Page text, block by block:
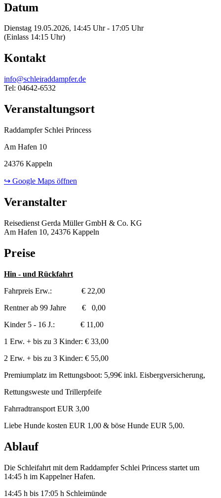
Datum
Dienstag 19.05.2026, 14:45 Uhr - 17:05 Uhr
(Einlass 14:15 Uhr)
Kontakt
info@schleiraddampfer.de
Tel: 04642-6532
Veranstaltungsort
Raddampfer Schlei Princess
Am Hafen 10
24376 Kappeln
↪ Google Maps öffnen
Veranstalter
Reisedienst Gerda Müller GmbH & Co. KG
Am Hafen 10, 24376 Kappeln
Preise
Hin - und Rückfahrt
Fahrpreis Erw.: € 22,00
Rentner ab 99 Jahre € 0,00
Kinder 5 - 16 J.: € 11,00
1 Erw. + bis zu 3 Kinder: € 33,00
2 Erw. + bis zu 3 Kinder: € 55,00
Premiumplatz im Rettungsboot: 5,99€ inkl. Eisbergversicherung,
Rettungsweste und Trillerpfeife
Fahrradtransport EUR 3,00
Liebe Hunde kosten EUR 1,00 & böse Hunde EUR 5,00.
Ablauf
Die Schleifahrt mit dem Raddampfer Schlei Princess startet um
14:45 h im Kappelner Hafen.
14:45 h bis 17:05 h Schleimünde